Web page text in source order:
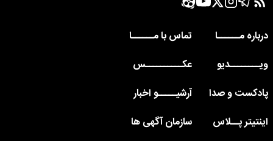
درباره مــــــا
تماس با مــــــا
ویــــــــدیو
عکــــــــــس
پادکست و صدا
آرشیـــــو اخبار
اینتیتر پــلاس
سازمان آگهی ها